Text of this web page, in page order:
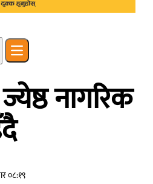
Open main menu
नागरिक
०८:१९